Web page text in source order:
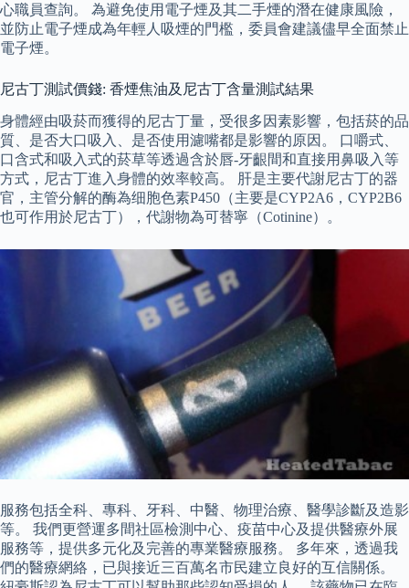
心職員查詢。 為避免使用電子煙及其二手煙的潛在健康風險，
並防止電子煙成為年輕人吸煙的門檻，委員會建議儘早全面禁止
電子煙。
尼古丁測試價錢: 香煙焦油及尼古丁含量測試結果
身體經由吸菸而獲得的尼古丁量，受很多因素影響，包括菸的品
質、是否大口吸入、是否使用濾嘴都是影響的原因。 口嚼式、
口含式和吸入式的菸草等透過含於唇-牙齦間和直接用鼻吸入等
方式，尼古丁進入身體的效率較高。 肝是主要代謝尼古丁的器
官，主管分解的酶為细胞色素P450（主要是CYP2A6，CYP2B6
也可作用於尼古丁），代謝物為可替寧（Cotinine）。
服務包括全科、專科、牙科、中醫、物理治療、醫學診斷及造影
等。 我們更營運多間社區檢測中心、疫苗中心及提供醫療外展
服務等，提供多元化及完善的專業醫療服務。 多年來，透過我
們的醫療網絡，已與接近三百萬名市民建立良好的互信關係。